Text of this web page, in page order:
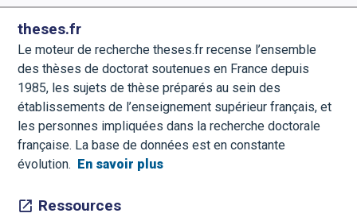
theses.fr
Le moteur de recherche theses.fr recense l’ensemble
des thèses de doctorat soutenues en France depuis
1985, les sujets de thèse préparés au sein des
établissements de l’enseignement supérieur français, et
les personnes impliquées dans la recherche doctorale
française. La base de données est en constante
évolution.
En savoir plus
Ressources